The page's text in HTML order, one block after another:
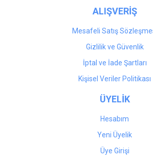
ALIŞVERİŞ
Mesafeli Satış
Gizlilik ve Güvenlik
İptal ve İade Şartları
Kişisel Veriler Politikası
ÜYELİK
Hesabım
Yeni Üyelik
Üye Girişi